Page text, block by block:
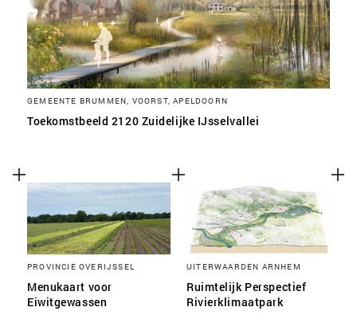
GEMEENTE BRUMMEN, VOORST, APELDOORN
Toekomstbeeld 2120 Zuidelijke IJsselvallei
PROVINCIE OVERIJSSEL
Menukaart voor
Eiwitgewassen
UITERWAARDEN ARNHEM
Ruimtelijk Perspectief
Rivierklimaatpark